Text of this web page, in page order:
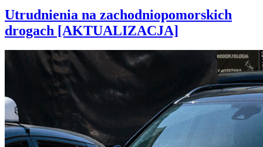
Utrudnienia na zachodniopomorskich
drogach [AKTUALIZACJA]